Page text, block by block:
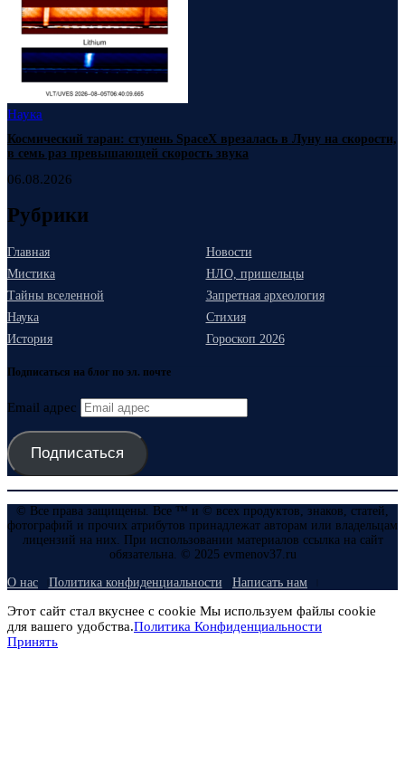
Наука
Космический таран: ступень SpaceX врезалась в Луну на скорости,
в семь раз превышающей скорость звука
06.08.2026
Рубрики
Главная
Новости
Мистика
НЛО, пришельцы
Тайны вселенной
Запретная археология
Наука
Стихия
История
Гороскоп 2026
Подписаться на блог по эл. почте
Email адрес
Подписаться
© Все права защищены. Все ™ и © всех продуктов, знаков, статей,
фотографий и прочих атрибутов принадлежат авторам или владельцам
лицензий на них. При использовании материалов ссылка на сайт
обязательна. © 2025 evmenov37.ru
О нас Политика конфиденциальности Написать нам
Этот сайт стал вкуснее с cookie Мы используем файлы cookie
для вашего удобства.Политика Конфиденциальности
Принять